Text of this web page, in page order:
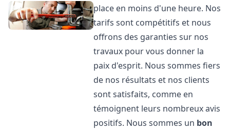
place en moins d'une heure. Nos
tarifs sont compétitifs et nous
offrons des garanties sur nos
travaux pour vous donner la
paix d'esprit. Nous sommes fiers
de nos résultats et nos clients
sont satisfaits, comme en
témoignent leurs nombreux avis
positifs. Nous sommes un bon